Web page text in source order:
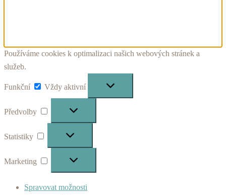
Používáme cookies k optimalizaci našich webových stránek a
služeb.
Funkční
Vždy aktivní
Předvolby
Statistiky
Marketing
Spravovat možnosti